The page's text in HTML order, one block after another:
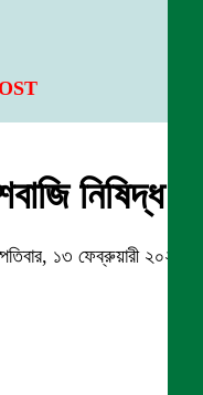
নিষিদ্ধ
১৩ ফেব্রুয়ারী ২০২৫